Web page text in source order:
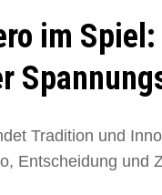
im
Tradition und
Entscheidung und